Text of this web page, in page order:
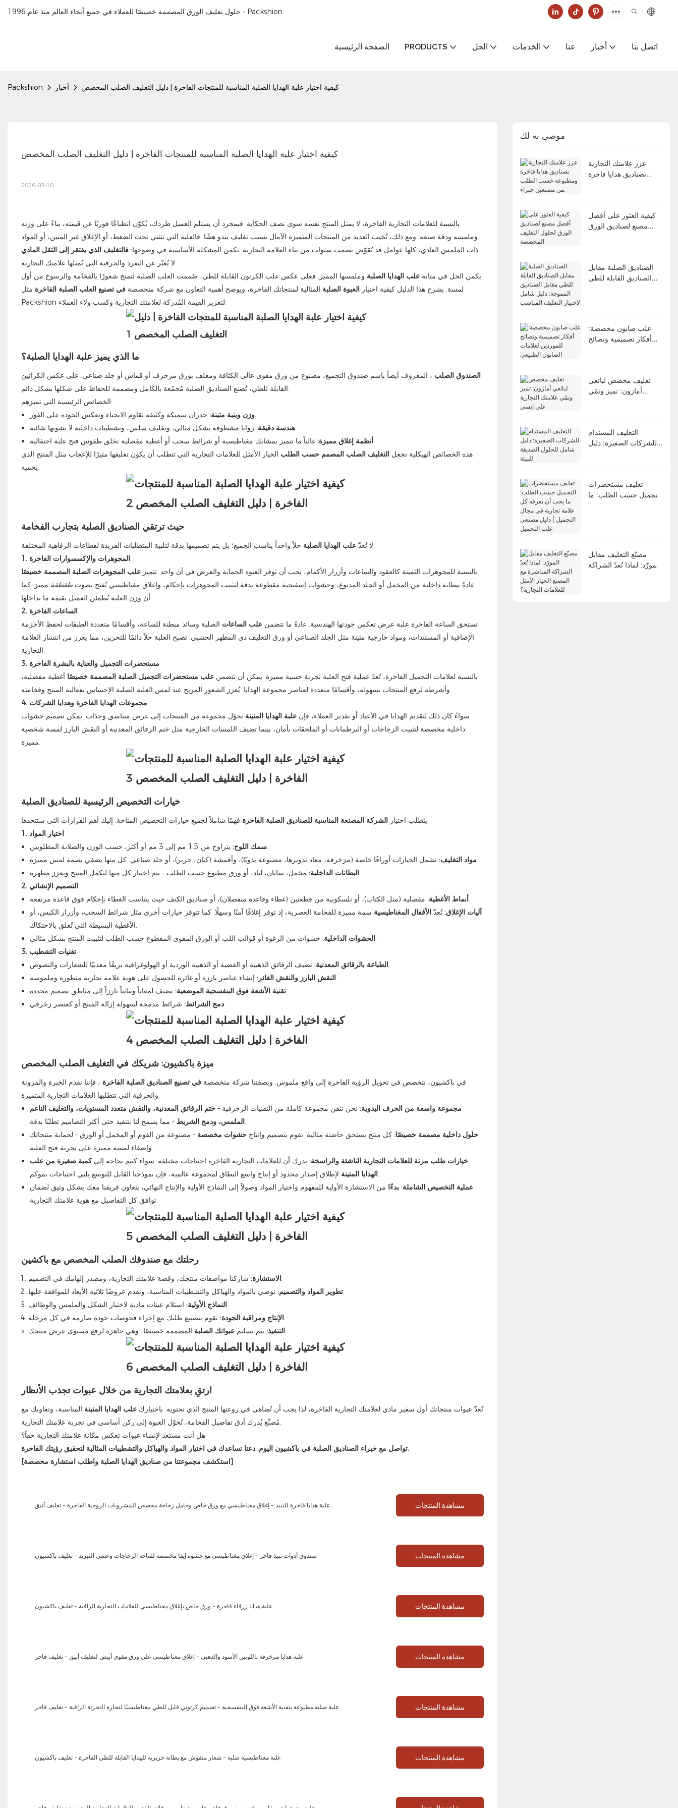
حلول تغليف الورق المصممة خصيصًا للعملاء في جميع أنحاء العالم منذ عام 1996 - Packshion
الصفحة الرئيسية PRODUCTS الحل الخدمات عنا أخبار اتصل بنا
Packshion أخبار كيفية اختيار علبة الهدايا الصلبة المناسبة للمنتجات الفاخرة | دليل التغليف الصلب المخصص
كيفية اختيار علبة الهدايا الصلبة المناسبة للمنتجات الفاخرة | دليل التغليف الصلب المخصص
2026-03-10
بالنسبة للعلامات التجارية الفاخرة، لا يمثل المنتج نفسه سوى نصف الحكاية. فبمجرد أن يستلم العميل طردك، يُكوّن انطباعًا فوريًا عن قيمته، بناءً على وزنه
وملمسه ودقة صنعه. ومع ذلك، تُخيب العديد من المنتجات المتميزة الآمال بسبب تغليف يبدو هشًا. فالعلبة التي تنثني تحت الضغط، أو الإغلاق غير المتين، أو المواد
ذات الملمس العادي، كلها عوامل قد تُقوّض بصمت سنوات من بناء العلامة التجارية. تكمن المشكلة الأساسية في وضوحها:فالتغليف الذي يفتقر إلى الثقل المادي
لا يُعبّر عن التفرد والحرفية التي تُمثلها علامتك التجارية.
يكمن الحل في متانةعلب الهدايا الصلبة وملمسها المميز. فعلى عكس علب الكرتون القابلة للطي، صُممت العلب الصلبة لتمنح شعورًا بالفخامة والرسوخ من أول
لمسة. يشرح هذا الدليل كيفية اختيار العبوة الصلبة المثالية لمنتجاتك الفاخرة، ويوضح أهمية التعاون مع شركة متخصصةفي تصنيع العلب الصلبة الفاخرة مثل
Packshion لتعزيز القيمة المُدركة لعلامتك التجارية وكسب ولاء العملاء.
ما الذي يميز علبة الهدايا الصلبة؟
الصندوق الصلب ، المعروف أيضاً باسم صندوق التجميع، مصنوع من ورق مقوى عالي الكثافة ومغلف بورق مزخرف أو قماش أو جلد صناعي. على عكس الكراتين
القابلة للطي، تُصنع الصناديق الصلبة مُجمّعة بالكامل ومصممة للحفاظ على شكلها بشكل دائم.
الخصائص الرئيسية التي تميزهم:
وزن وبنية متينة:جدران سميكة وكثيفة تقاوم الانحناء وتعكس الجودة على الفور.
هندسة دقيقة:زوايا مشطوفة بشكل مثالي، وتغليف سلس، وتشطيبات داخلية لا تشوبها شائبة.
أنظمة إغلاق مميزة:غالباً ما تتميز بمشابك مغناطيسية أو شرائط سحب أو أغطية مفصلية تخلق طقوس فتح علبة احتفالية.
هذه الخصائص الهيكلية تجعل التغليف الصلب المصمم حسب الطلب الخيار الأمثل للعلامات التجارية التي تتطلب أن يكون تغليفها مثيرًا للإعجاب مثل المنتج الذي
يحميه.
حيث ترتقي الصناديق الصلبة بتجارب الفخامة
لا تُعدّعلب الهدايا الصلبة
حلاً واحداً يناسب الجميع؛ بل يتم تصميمها بدقة لتلبية المتطلبات الفريدة لقطاعات الرفاهية المختلفة:
1. المجوهرات والإكسسوارات الفاخرة
بالنسبة للمجوهرات الثمينة كالعقود والساعات وأزرار الأكمام، يجب أن توفر العبوة الحماية والعرض في آن واحد. تتميزعلب المجوهرات الصلبة المصممة خصيصًا
عادةً ببطانة داخلية من المخمل أو الجلد المدبوغ، وحشوات إسفنجية مقطوعة بدقة لتثبيت المجوهرات بإحكام، وإغلاق مغناطيسي يُفتح بصوتطقطقة مميز. كما
أن وزن العلبة يُطمئن العميل بقيمة ما بداخلها.
2. الساعات الفاخرة
تستحق الساعة الفاخرة علبة عرض تعكس جودتها الهندسية. عادةً ما تتضمنعلب الساعات الصلبة وسائد مبطنة للساعة، وأقسامًا متعددة الطبقات لحفظ الأحزمة
الإضافية أو المستندات، ومواد خارجية متينة مثل الجلد الصناعي أو ورق التغليف ذي المظهر الخشبي. تصبح العلبة حلاً دائمًا للتخزين، مما يعزز من انتشار العلامة
التجارية.
3. مستحضرات التجميل والعناية بالبشرة الفاخرة
بالنسبة لعلامات التجميل الفاخرة، تُعدّ عملية فتح العلبة تجربة حسية مميزة. يمكن أن تتضمنعلب مستحضرات التجميل الصلبة المصممة خصيصًا أغطية مفصلية،
وأشرطة لرفع المنتجات بسهولة، وأقسامًا متعددة لعناصر مجموعة الهدايا. يُعزز الشعور المريح عند لمس العلبة الصلبة الإحساس بفعالية المنتج وفخامته.
4. مجموعات الهدايا الفاخرة وهدايا الشركات
سواءً كان ذلك لتقديم الهدايا في الأعياد أو تقدير العملاء، فإنعلبة الهدايا المتينة تحوّل مجموعة من المنتجات إلى عرض متناسق وجذاب. يمكن تصميم حشوات
داخلية مخصصة لتثبيت الزجاجات أو البرطمانات أو الملحقات بأمان، بينما تضيف اللمسات الخارجية مثل ختم الرقائق المعدنية أو النقش البارز لمسة شخصية
مميزة.
خيارات التخصيص الرئيسية للصناديق الصلبة
يتطلب اختيار الشركة المصنعة المناسبة للصناديق الصلبة الفاخرة
فهمًا شاملاً لجميع خيارات التخصيص المتاحة. إليك أهم القرارات التي ستتخذها:
1. اختيار المواد
سمك اللوح:يتراوح من 1.5 مم إلى 3 مم أو أكثر، حسب الوزن والصلابة المطلوبين.
مواد التغليف:تشمل الخيارات أوراقًا خاصة (مزخرفة، معاد تدويرها، مصنوعة يدويًا)، وأقمشة (كتان، حرير)، أو جلد صناعي. كل منها يضفي بصمة لمس مميزة.
البطانات الداخلية:مخمل، ساتان، لباد، أو ورق مطبوع حسب الطلب - يتم اختيار كل منها ليكمل المنتج ويعزز مظهره.
2. التصميم الإنشائي
أنماط الأغطية:مفصلية (مثل الكتاب)، أو تلسكوبية من قطعتين (غطاء وقاعدة منفصلان)، أو صناديق الكتف حيث يتناسب الغطاء بإحكام فوق قاعدة مرتفعة.
آليات الإغلاق: تُعدّ الأقفال المغناطيسية سمة مميزة للفخامة العصرية، إذ توفر إغلاقًا آمنًا وسهلًا. كما تتوفر خيارات أخرى مثل شرائط السحب، وأزرار الكبس، أو
الأغطية البسيطة التي تُغلق بالاحتكاك.
الحشوات الداخلية:حشوات من الرغوة أو قوالب اللب أو الورق المقوى المقطوع حسب الطلب لتثبيت المنتج بشكل مثالي.
3. تقنيات التشطيب
الطباعة بالرقائق المعدنية:تضيف الرقائق الذهبية أو الفضية أو الذهبية الوردية أو الهولوغرافية بريقًا معدنيًا للشعارات والنصوص.
النقش البارز والنقش الغائر:إنشاء عناصر بارزة أو غائرة للحصول على هوية علامة تجارية متطورة وملموسة.
تقنية الأشعة فوق البنفسجية الموضعية:تضيف لمعاناً وتبايناً بارزاً إلى مناطق تصميم محددة.
دمج الشرائط:شرائط مدمجة لسهولة إزالة المنتج أو كعنصر زخرفي.
ميزة باكشيون: شريكك في التغليف الصلب المخصص
في باكشيون، نتخصص في تحويل الرؤية الفاخرة إلى واقع ملموس. وبصفتنا شركة متخصصةفي تصنيع الصناديق الصلبة الفاخرة ، فإننا نقدم الخبرة والمرونة
والحرفية التي تتطلبها العلامات التجارية المتميزة.
مجموعة واسعة من الحرف اليدوية: نحن نتقن مجموعة كاملة من التقنيات الزخرفية- ختم الرقائق المعدنية، والنقش متعدد المستويات، والتغليف الناعم
الملمس، ودمج الشريط- مما يسمح لنا بتنفيذ حتى أكثر التصاميم تطلبًا بدقة.
حلول داخلية مصممة خصيصًا: كل منتج يستحق حاضنة مثالية. نقوم بتصميم وإنتاجحشوات مخصصة - مصنوعة من الفوم أو المخمل أو الورق - لحماية منتجاتك
وإضفاء لمسة مميزة على تجربة فتح العلبة.
خيارات طلب مرنة للعلامات التجارية الناشئة والراسخة: ندرك أن للعلامات التجارية الفاخرة احتياجات مختلفة. سواء كنتم بحاجة إلىكمية صغيرة من علب
الهدايا المتينةلإطلاق إصدار محدود أو إنتاج واسع النطاق لمجموعة عالمية، فإن نموذجنا القابل للتوسع يلبي احتياجات نموكم.
عملية التخصيص الشاملة: بدءًا من الاستشارة الأولية للمفهوم واختيار المواد وصولاً إلى النماذج الأولية والإنتاج النهائي، يتعاون فريقنا معك بشكل وثيق لضمان
توافق كل التفاصيل مع هوية علامتك التجارية.
رحلتك مع صندوقك الصلب المخصص مع باكشين
الاستشارة:شاركنا مواصفات منتجك، وقصة علامتك التجارية، ومصدر إلهامك في التصميم.
تطوير المواد والتصميم:نوصي بالمواد والهياكل والتشطيبات المناسبة، ونقدم عروضًا ثلاثية الأبعاد للموافقة عليها.
النماذج الأولية:استلام عينات مادية لاختبار الشكل والملمس والوظائف.
الإنتاج ومراقبة الجودة:نقوم بتصنيع طلبك مع إجراء فحوصات جودة صارمة في كل مرحلة.
التنفيذ: يتم تسليمعبواتك الصلبة المصممة خصيصًا، وهي جاهزة لرفع مستوى عرض منتجك.
ارتقِ بعلامتك التجارية من خلال عبوات تجذب الأنظار
تُعدّ عبوات منتجاتك أول سفير مادي لعلامتك التجارية الفاخرة، لذا يجب أن تُضاهي في روعتها المنتج الذي تحتويه. باختياركعلب الهدايا المتينة المناسبة، وتعاونك مع
مُصنِّع يُدرك أدق تفاصيل الفخامة، تُحوّل العبوة إلى ركن أساسي في تجربة علامتك التجارية.
هل أنت مستعد لإنشاء عبوات تعكس مكانة علامتك التجارية حقاً؟
تواصل مع خبراء الصناديق الصلبة في باكشيون اليوم. دعنا نساعدك في اختيار المواد والهياكل والتشطيبات المثالية لتحقيق رؤيتك الفاخرة.
[استكشف مجموعتنا من صناديق الهدايا الصلبة واطلب استشارة مخصصة]
علبة هدايا فاخرة للنبيذ - إغلاق مغناطيسي مع ورق خاص وحامل زجاجة مخصص للمشروبات الروحية الفاخرة - تغليف أنيق مشاهدة المنتجات
صندوق أدوات نبيذ فاخر - إغلاق مغناطيسي مع حشوة إيفا مخصصة لفتاحة الزجاجات وعصي التبريد - تغليف باكشيون مشاهدة المنتجات
علبة هدايا زرقاء فاخرة - ورق خاص بإغلاق مغناطيسي للعلامات التجارية الراقية - تغليف باكشيون مشاهدة المنتجات
علبة هدايا مزخرفة باللونين الأسود والذهبي - إغلاق مغناطيسي على ورق مقوى أبيض لتغليف أنيق - تغليف فاخر مشاهدة المنتجات
علبة صلبة مطبوعة بتقنية الأشعة فوق البنفسجية - تصميم كرتوني قابل للطي مغناطيسيًا لتجارة التجزئة الراقية - تغليف فاخر مشاهدة المنتجات
علبة مغناطيسية صلبة - شعار منقوش مع بطانة حريرية للهدايا القابلة للطي الفاخرة - تغليف باكشيون مشاهدة المنتجات
موصى به لك
عزز علامتك التجارية
بصناديق هدايا فاخرة
كيفية العثور على أفضل
مصنع لصناديق الورق
الصناديق الصلبة مقابل
الصناديق القابلة للطي
علب صابون مخصصة:
أفكار تصميمية ونصائح
تغليف مخصص لبائعي
أمازون: تميز ونمّي
التغليف المستدام
للشركات الصغيرة: دليل
تغليف مستحضرات
التجميل حسب الطلب: ما
مصنّع التغليف مقابل
المورّد: لماذا تُعدّ الشراكة